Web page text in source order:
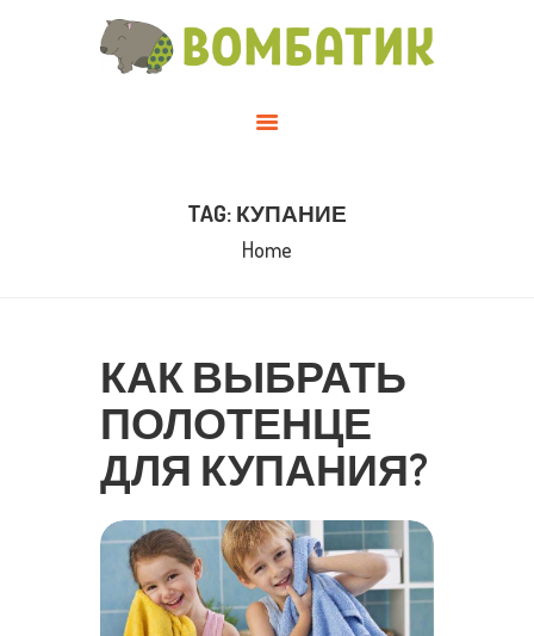
TAG: КУПАНИЕ
Home
О НАС
СТАТЬИ
КАК ВЫБРАТЬ
ПОЛОТЕНЦЕ
ДЛЯ КУПАНИЯ?